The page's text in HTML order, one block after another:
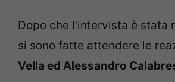
Dopo che l’intervista è stata
si sono fatte attendere le
Vella ed Alessandro